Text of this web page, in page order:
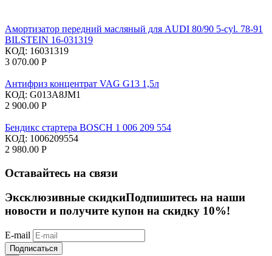
Амортизатор передний масляный для AUDI 80/90 5-cyl. 78-91
BILSTEIN 16-031319
КОД: 16031319
3 070.00 Р
Антифриз концентрат VAG G13 1,5л
КОД: G013A8JM1
2 900.00 Р
Бендикс стартера BOSCH 1 006 209 554
КОД: 1006209554
2 980.00 Р
Оставайтесь на связи
Эксклюзивные скидкиПодпишитесь на наши
новости и получите купон на скидку 10%!
E-mail
Подписаться